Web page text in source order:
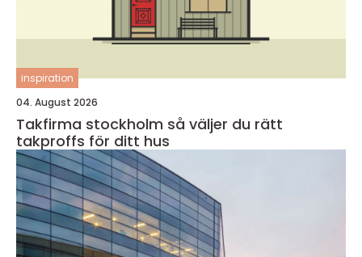
inspiration
04. August 2026
Takfirma stockholm så väljer du rätt
takproffs för ditt hus